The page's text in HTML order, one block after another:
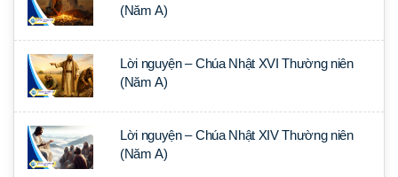
(Năm A)
Lời nguyện – Chúa Nhật XVI Thường niên
(Năm A)
Lời nguyện – Chúa Nhật XIV Thường niên
(Năm A)